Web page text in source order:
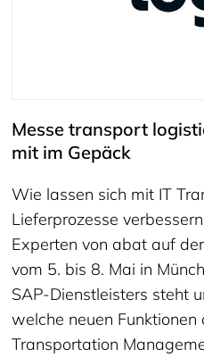
Messe transport
mit im Gepäck
Wie lassen sich mit IT
Lieferprozesse
Experten von abat auf
vom 5. bis 8. Mai in
SAP-Dienstleisters steht
welche neuen Funktionen
Transportation